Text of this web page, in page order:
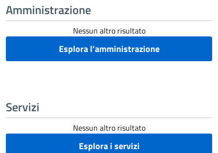
Amministrazione
Nessun altro risultato
Esplora l’amministrazione
Servizi
Nessun altro risultato
Esplora i servizi